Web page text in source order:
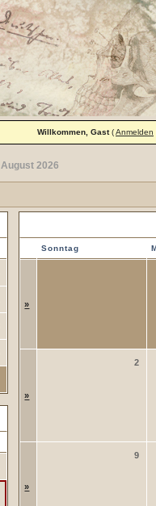
Willkommen, Gast(Anmelden
2026
Sonntag
»
»
2
»
9